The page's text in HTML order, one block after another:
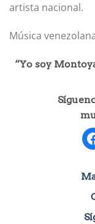
artista nacional.
Música
“Yo soy